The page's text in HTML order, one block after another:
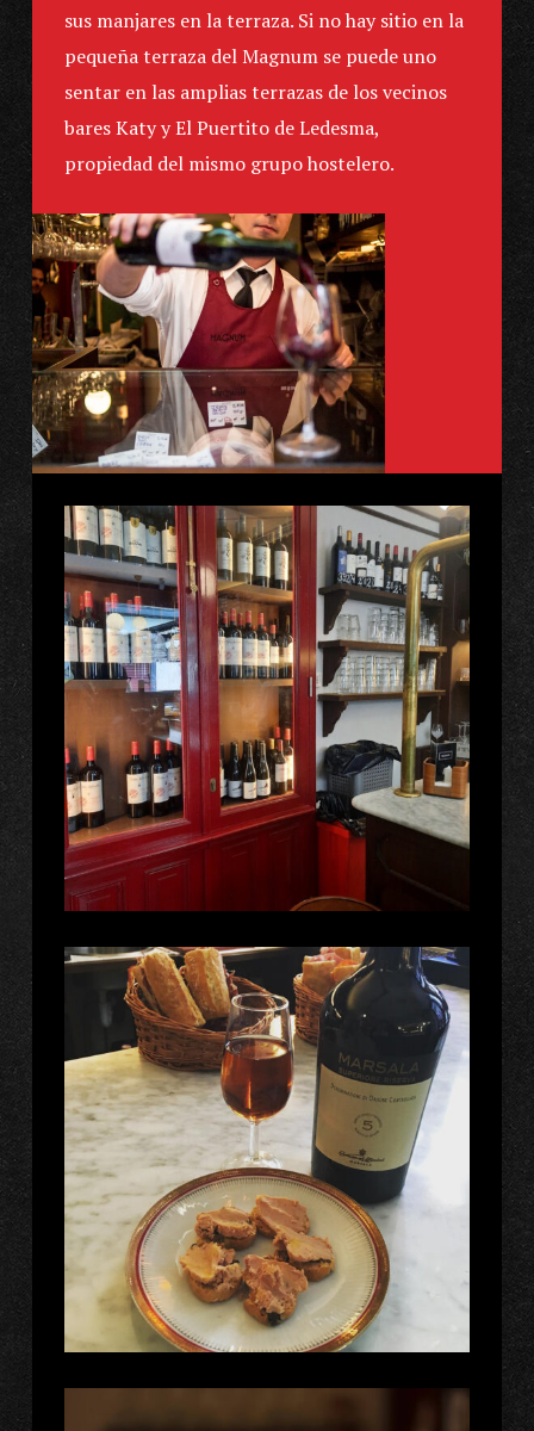
sus manjares en la terraza. Si no hay sitio en la
pequeña terraza del Magnum se puede uno
sentar en las amplias terrazas de los vecinos
bares Katy y El Puertito de Ledesma,
propiedad del mismo grupo hostelero.